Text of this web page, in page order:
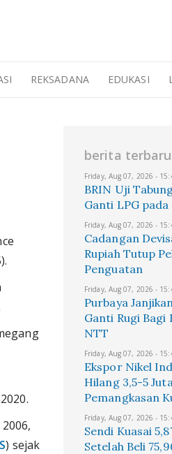
REKSADANA EDUKASI
) sejak
berita terbaru
Friday, Aug 07, 2026 -
BRIN Uji
Ganti LPG
Friday, Aug 07, 2026 -
Cadangan
Rupiah Tutup
Penguatan
Friday, Aug 07, 2026 -
Purbaya
Ganti Rugi
NTT
Friday, Aug 07, 2026 -
Ekspor Nikel
Hilang 3,5-5
Pemangkasan
Friday, Aug 07, 2026 -
Sendi Kuasai
Setelah Beli